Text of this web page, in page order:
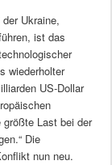
Ukraine,
ist das
wiederholter
US-Dollar
größte Last bei der
Die
nun neu.